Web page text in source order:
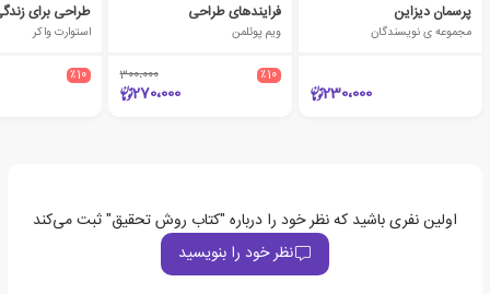
پرسمان دیزاین
مجموعه ی نویسندگان
230،000
فرایندهای طراحی
ویم پوئلمن
٪10 300،000
270،000
طراحی برای
استوارت واکر
٪10
اولین نفری باشید که نظر خود را درباره "کتاب روش تحقیق" ثبت می‌کند
نظر خود را بنویسید